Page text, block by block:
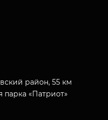
район, 55 км
«Патриот»